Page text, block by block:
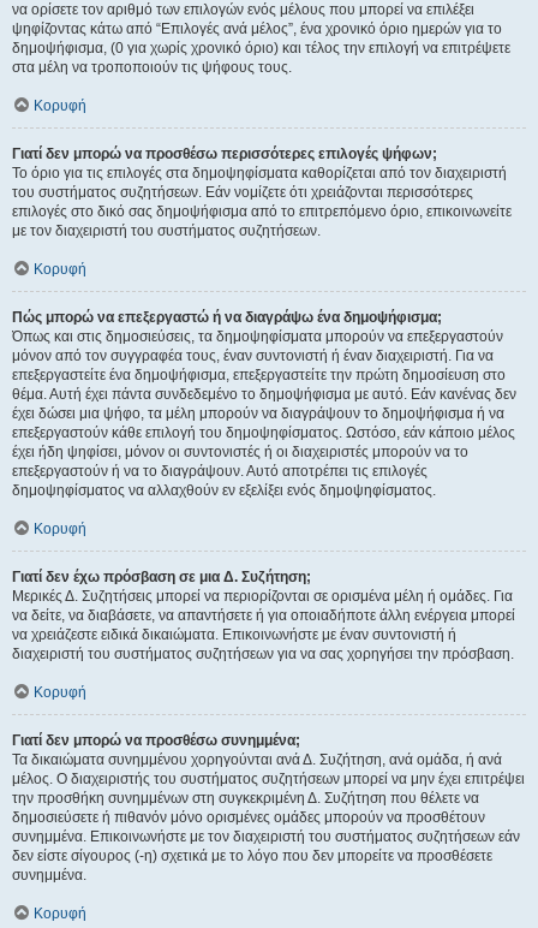
να ορίσετε τον αριθμό των επιλογών ενός μέλους που μπορεί να επιλέξει
ψηφίζοντας κάτω από “Επιλογές ανά μέλος”, ένα χρονικό όριο ημερών για το
δημοψήφισμα, (0 για χωρίς χρονικό όριο) και τέλος την επιλογή να επιτρέψετε
στα μέλη να τροποποιούν τις ψήφους τους.
Κορυφή
Γιατί δεν μπορώ να προσθέσω περισσότερες επιλογές ψήφων;
Το όριο για τις επιλογές στα δημοψηφίσματα καθορίζεται από τον διαχειριστή
του συστήματος συζητήσεων. Εάν νομίζετε ότι χρειάζονται περισσότερες
επιλογές στο δικό σας δημοψήφισμα από το επιτρεπόμενο όριο, επικοινωνείτε
με τον διαχειριστή του συστήματος συζητήσεων.
Κορυφή
Πώς μπορώ να επεξεργαστώ ή να διαγράψω ένα δημοψήφισμα;
Όπως και στις δημοσιεύσεις, τα δημοψηφίσματα μπορούν να επεξεργαστούν
μόνον από τον συγγραφέα τους, έναν συντονιστή ή έναν διαχειριστή. Για να
επεξεργαστείτε ένα δημοψήφισμα, επεξεργαστείτε την πρώτη δημοσίευση στο
θέμα. Αυτή έχει πάντα συνδεδεμένο το δημοψήφισμα με αυτό. Εάν κανένας δεν
έχει δώσει μια ψήφο, τα μέλη μπορούν να διαγράψουν το δημοψήφισμα ή να
επεξεργαστούν κάθε επιλογή του δημοψηφίσματος. Ωστόσο, εάν κάποιο μέλος
έχει ήδη ψηφίσει, μόνον οι συντονιστές ή οι διαχειριστές μπορούν να το
επεξεργαστούν ή να το διαγράψουν. Αυτό αποτρέπει τις επιλογές
δημοψηφίσματος να αλλαχθούν εν εξελίξει ενός δημοψηφίσματος.
Κορυφή
Γιατί δεν έχω πρόσβαση σε μια Δ. Συζήτηση;
Μερικές Δ. Συζητήσεις μπορεί να περιορίζονται σε ορισμένα μέλη ή ομάδες. Για
να δείτε, να διαβάσετε, να απαντήσετε ή για οποιαδήποτε άλλη ενέργεια μπορεί
να χρειάζεστε ειδικά δικαιώματα. Επικοινωνήστε με έναν συντονιστή ή
διαχειριστή του συστήματος συζητήσεων για να σας χορηγήσει την πρόσβαση.
Κορυφή
Γιατί δεν μπορώ να προσθέσω συνημμένα;
Τα δικαιώματα συνημμένου χορηγούνται ανά Δ. Συζήτηση, ανά ομάδα, ή ανά
μέλος. Ο διαχειριστής του συστήματος συζητήσεων μπορεί να μην έχει επιτρέψει
την προσθήκη συνημμένων στη συγκεκριμένη Δ. Συζήτηση που θέλετε να
δημοσιεύσετε ή πιθανόν μόνο ορισμένες ομάδες μπορούν να προσθέτουν
συνημμένα. Επικοινωνήστε με τον διαχειριστή του συστήματος συζητήσεων εάν
δεν είστε σίγουρος (-η) σχετικά με το λόγο που δεν μπορείτε να προσθέσετε
συνημμένα.
Κορυφή